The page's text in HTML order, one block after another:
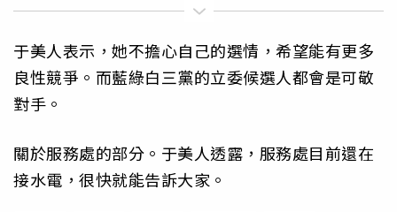
于美人表示，她不擔心自己的選情，希望能有更多
良性競爭。而藍綠白三黨的立委候選人都會是可敬
對手。
關於服務處的部分。于美人透露，服務處目前還在
接水電，很快就能告訴大家。